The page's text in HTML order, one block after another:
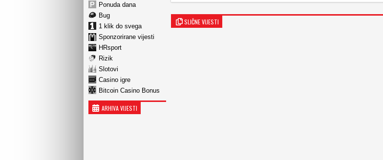
Ponuda dana
Bug
1 klik do svega
Sponzorirane vijesti
HRsport
Rizik
Slotovi
Casino igre
Bitcoin Casino Bonus
ARHIVA VIJESTI
SLIČNE VIJESTI